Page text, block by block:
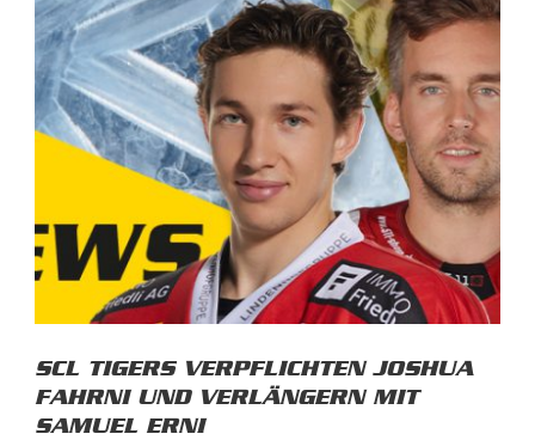
SCL TIGERS VERPFLICHTEN JOSHUA
FAHRNI UND VERLÄNGERN MIT
SAMUEL ERNI